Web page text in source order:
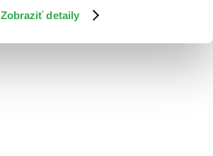
Zobraziť detaily